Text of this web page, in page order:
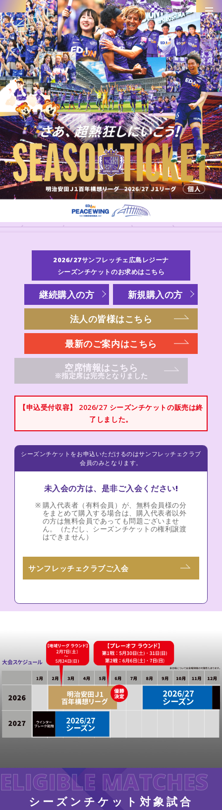
2026/27サンフレッチェ広島レジーナ
シーズンチケットのお求めはこちら
継続購入の方
新規購入の方
法人の皆様はこちら
最新のご案内はこちら
空席情報はこちら
※指定席は完売となりました
【申込受付収容】 2026/27 シーズンチケットの販売は終
了しました。
シーズンチケットをお申込いただけるのはサンフレッチェクラブ
会員のみとなります。
未入会の方は、是非ご入会ください!
購入代表者（有料会員）が、無料会員様の分
をまとめて購入する場合は、購入代表者以外
の方は無料会員であっても問題ございませ
ん。（ただし、シーズンチケットの権利譲渡
はできません）
サンフレッチェクラブご入会
ELIGIBLE MATCHES
シーズンチケット対象試合